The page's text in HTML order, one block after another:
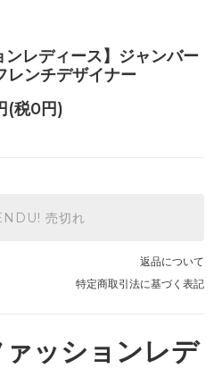
ンレディース】ジャンバー
レンチデザイナー
(税0円)
売切れ
返品について
特定商取引法に基づく表記
ァッションレデ